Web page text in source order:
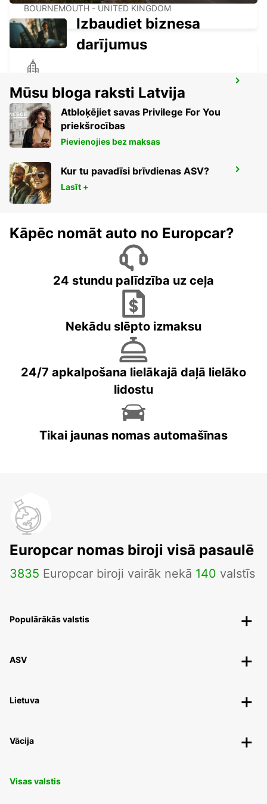
BOURNEMOUTH - UNITED KINGDOM
TREDEGAR
TREDEGAR - UNITED KINGDOM
TRURO
TRURO - UNITED KINGDOM
Izbaudiet biznesa
darījumus
Mūsu bloga raksti Latvija
Atbloķējiet savas Privilege For You
priekšrocības
Pievienojies bez maksas
Kur tu pavadīsi brīvdienas ASV?
Lasīt +
Kāpēc nomāt auto no Europcar?
24 stundu palīdzība uz ceļa
Nekādu slēpto izmaksu
24/7 apkalpošana lielākajā daļā lielāko
lidostu
Tikai jaunas nomas automašīnas
Europcar nomas biroji visā pasaulē
3835 Europcar biroji vairāk nekā 140 valstīs
Populārākās valstis
ASV
Lietuva
Vācija
Visas valstis